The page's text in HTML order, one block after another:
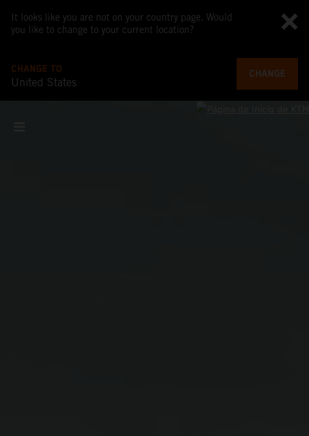
It looks like you are not on your country page. Would
you like to change to your current location?
CHANGE TO
United States
CHANGE